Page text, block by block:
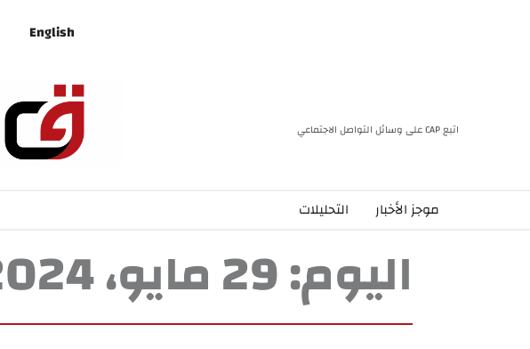
English
اتبع CAP على وسائل التواصل الاجتماعي
موجز الأخبار التحليلات
اليوم:29 مايو، 2024